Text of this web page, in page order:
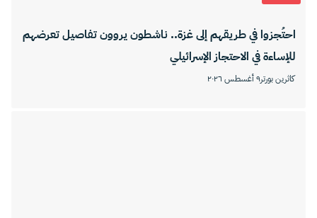
احتُجزوا في طريقهم إلى غزة.. ناشطون يروون تفاصيل تعرضهم
للإساءة في الاحتجاز الإسرائيلي
كاثرين بورتر٩ أغسطس ٢٠٢٦